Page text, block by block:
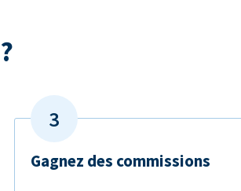
Gagnez des commissions